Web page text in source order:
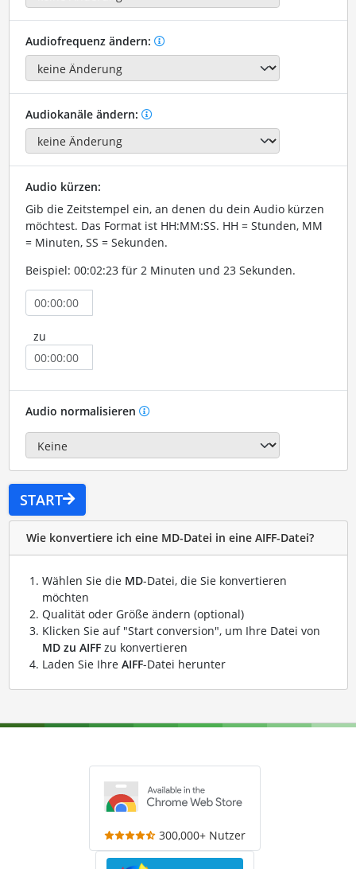
Audiofrequenz ändern:
Audiokanäle ändern:
Audio kürzen:
Gib die Zeitstempel ein, an denen du dein Audio kürzen
möchtest. Das Format ist HH:MM:SS. HH = Stunden, MM
= Minuten, SS = Sekunden.
Beispiel: 00:02:23 für 2 Minuten und 23 Sekunden.
zu
Audio normalisieren
START
Wie konvertiere ich eine MD-Datei in eine AIFF-Datei?
Wählen Sie die MD-Datei, die Sie konvertieren
möchten
Qualität oder Größe ändern (optional)
Klicken Sie auf "Start conversion", um Ihre Datei von
MD zu AIFFzu konvertieren
Laden Sie Ihre AIFF-Datei herunter
300,000+ Nutzer